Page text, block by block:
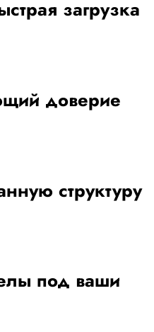
загрузка
доверие
структуру
под ваши